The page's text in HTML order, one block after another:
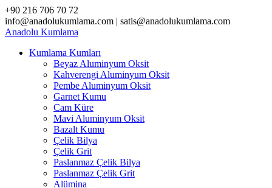
Skip
to
content
+90 216 706 70 72
info@anadolukumlama.com | satis@anadolukumlama.com
Anadolu Kumlama
Kumlama Kumları
Beyaz Aluminyum Oksit
Kahverengi Aluminyum Oksit
Pembe Aluminyum Oksit
Garnet Kumu
Cam Küre
Mavi Aluminyum Oksit
Bazalt Kumu
Çelik Bilya
Çelik Grit
Paslanmaz Çelik Bilya
Paslanmaz Çelik Grit
Alümina